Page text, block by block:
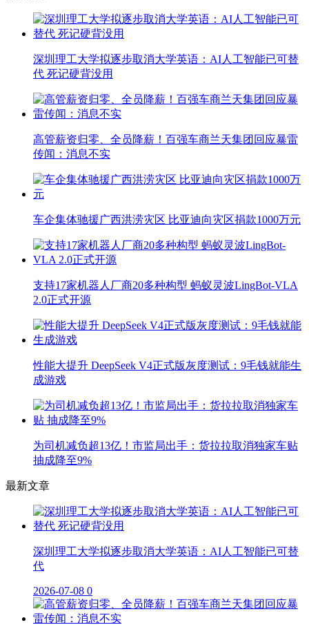
深圳理工大学拟逐步取消大学英语：AI人工智能已可替
代 死记硬背没用
高管薪资归零、全员降薪！百强车商兰天集团回应暴雷
传闻：消息不实
车企集体驰援广西洪涝灾区 比亚迪向灾区捐款1000万元
支持17家机器人厂商20多种构型 蚂蚁灵波LingBot-VLA
2.0正式开源
性能大提升 DeepSeek V4正式版灰度测试：9毛钱就能生
成游戏
为司机减负超13亿！市监局出手：货拉拉取消独家车贴
抽成降至9%
最新文章
深圳理工大学拟逐步取消大学英语：AI人工智能已可替
代
2026-07-08 0